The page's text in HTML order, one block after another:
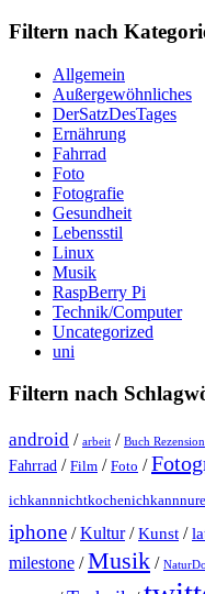
Filtern nach
Allgemein
Außergewöhnliches
DerSatzDesTages
Ernährung
Fahrrad
Foto
Fotografie
Gesundheit
Lebensstil
Linux
Musik
RaspBerry Pi
Technik/Computer
Uncategorized
uni
Filtern nach
android / arbeit / Buch Rezension
Fahrrad / Film / Foto /
iphone /Kultur/Kunst /
milestone /Musik /